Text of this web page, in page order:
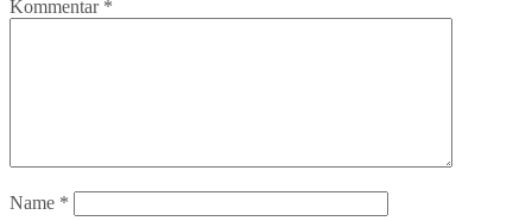
Kommentar *
Name *